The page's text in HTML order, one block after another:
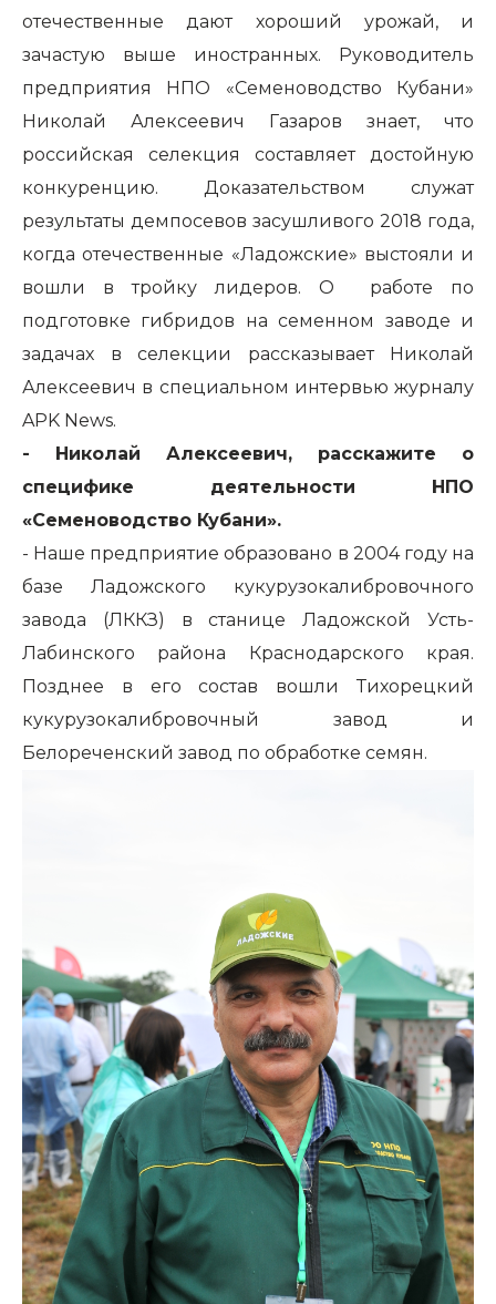
отечественные дают хороший урожай, и
зачастую выше иностранных. Руководитель
предприятия НПО «Семеноводство Кубани»
Николай Алексеевич Газаров знает, что
российская селекция составляет достойную
конкуренцию. Доказательством служат
результаты демпосевов засушливого 2018 года,
когда отечественные «Ладожские» выстояли и
вошли в тройку лидеров. О работе по
подготовке гибридов на семенном заводе и
задачах в селекции рассказывает Николай
Алексеевич в специальном интервью журналу
APK News.
- Николай Алексеевич, расскажите о
специфике деятельности НПО
«Семеноводство Кубани».
- Наше предприятие образовано в 2004 году на
базе Ладожского кукурузокалибровочного
завода (ЛККЗ) в станице Ладожской Усть-
Лабинского района Краснодарского края.
Позднее в его состав вошли Тихорецкий
кукурузокалибровочный завод и
Белореченский завод по обработке семян.